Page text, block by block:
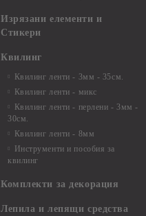
Изрязани елементи и
Стикери
Квилинг
Квилинг ленти - 3мм - 35см.
Квилинг ленти - микс
Квилинг ленти - перлени - 3мм -
30см.
Квилинг ленти - 8мм
Инструменти и пособия за
квилинг
Комплекти за декорация
Лепила и лепящи средства